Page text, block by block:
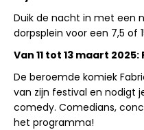
Duik de nacht in met een
dorpsplein voor een 7,5 of
Van 11 tot 13 maart
De beroemde komiek
van zijn festival en nodigt
comedy. Comedians,
het programma!